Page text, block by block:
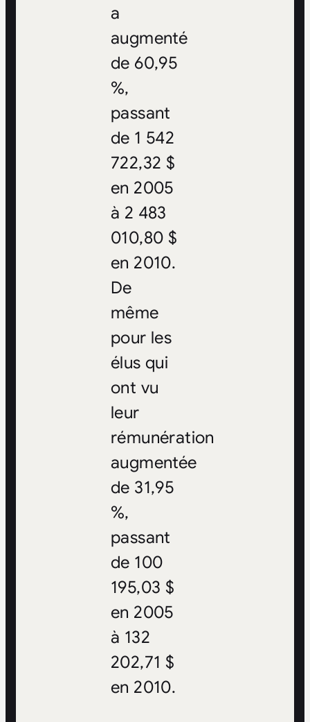
a
augmenté
de 60,95
%,
passant
de 1 542
722,32 $
en 2005
à 2 483
010,80 $
en 2010.
De
même
pour les
élus qui
ont vu
leur
rémunération
augmentée
de 31,95
%,
passant
de 100
195,03 $
en 2005
à 132
202,71 $
en 2010.